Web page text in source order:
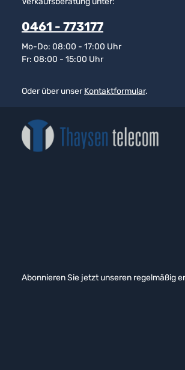
0461 - 773177
Mo-Do: 08:00 - 17:00 Uhr
Fr: 08:00 - 15:00 Uhr
Oder über unserKontaktformular.
Abonnieren Sie jetzt unseren regelmäßig